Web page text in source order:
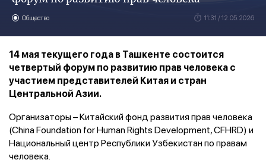
Общество 11:31 / 12.05.2026
14 мая текущего года в Ташкенте состоится
четвертый форум по развитию прав человека с
участием представителей Китая и стран
Центральной Азии.
Организаторы – Китайский фонд развития прав человека
(China Foundation for Human Rights Development, CFHRD) и
Национальный центр Республики Узбекистан по правам
человека.